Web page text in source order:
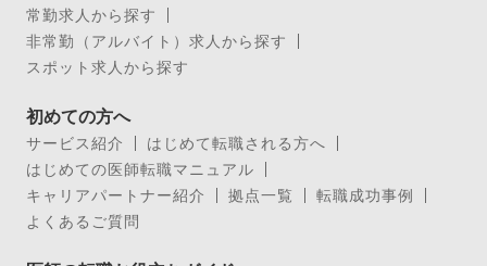
常勤求人から探す
非常勤（アルバイト）求人から探す
スポット求人から探す
初めての方へ
サービス紹介
はじめて転職される方へ
はじめての医師転職マニュアル
キャリアパートナー紹介
拠点一覧
転職成功事例
よくあるご質問